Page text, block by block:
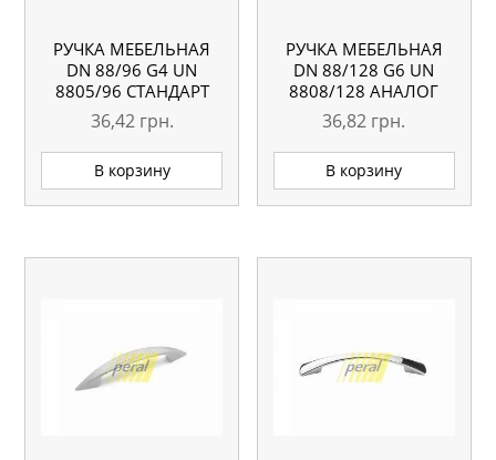
РУЧКА МЕБЕЛЬНАЯ
DN 88/96 G4 UN
8805/96 СТАНДАРТ
36,42 грн.
В корзину
РУЧКА МЕБЕЛЬНАЯ
DN 88/128 G6 UN
8808/128 АНАЛОГ
36,82 грн.
В корзину